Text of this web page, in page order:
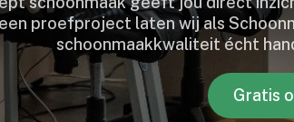
proefproject laten wij als
schoonmaakkwaliteit écht
Gratis